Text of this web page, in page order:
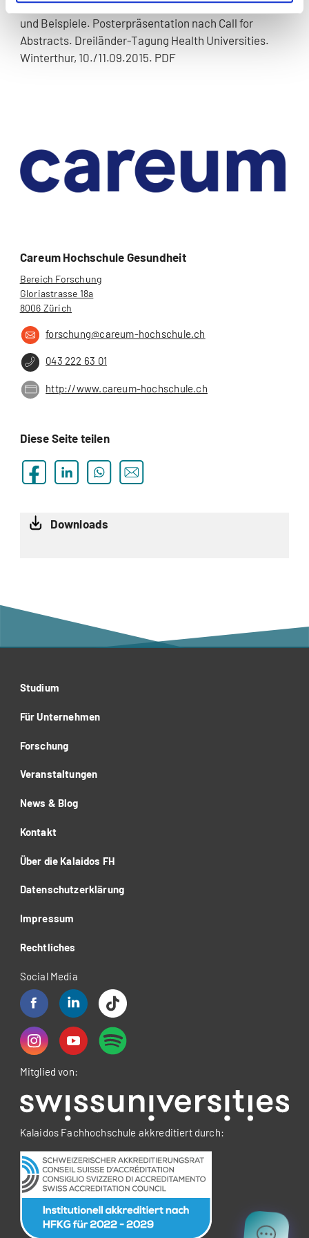
Lebenshälfte: Bestandsaufnahme im Kanton Zürich
und Beispiele. Posterpräsentation nach Call for
Abstracts. Dreiländer-Tagung Health Universities.
Winterthur, 10./11.09.2015. PDF
Careum Hochschule Gesundheit
Bereich Forschung
Gloriastrasse 18a
8006 Zürich
forschung@careum-hochschule.ch
043 222 63 01
http://www.careum-hochschule.ch
Diese Seite teilen
Downloads
Studium
Für Unternehmen
Forschung
Veranstaltungen
News & Blog
Kontakt
Über die Kalaidos FH
Datenschutzerklärung
Impressum
Rechtliches
Social Media
Mitglied von:
Kalaidos Fachhochschule akkreditiert durch: